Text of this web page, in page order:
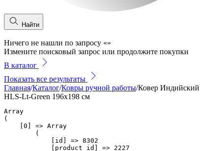
Найти
Ничего не нашли по запросу «»
Измените поисковый запрос или продолжите покупки
В каталог
Показать все результаты
Главная/Каталог/Ковры ручной работы/Ковер Индийский
HLS-Lt-Green 196x198 см
Array
(
    [0] => Array
        (
            [id] => 8302
            [product_id] => 2227